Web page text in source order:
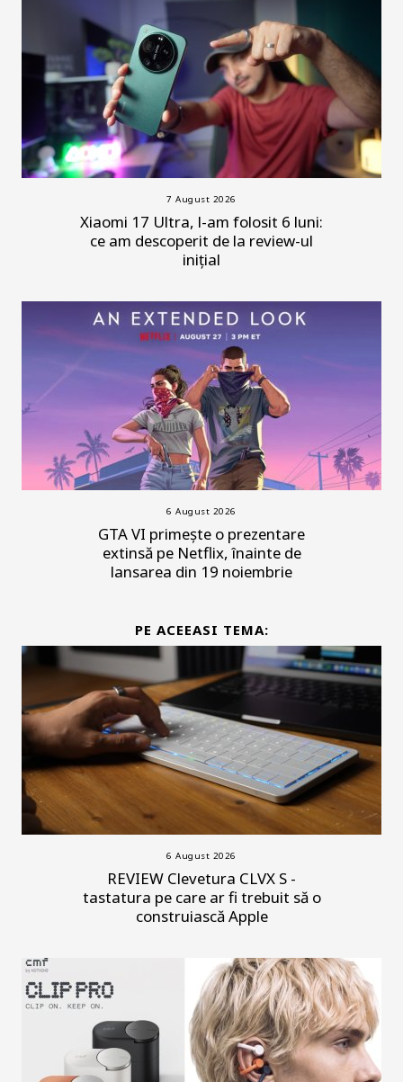
7 August 2026
Xiaomi 17 Ultra, l-am folosit 6 luni:
ce am descoperit de la review-ul
inițial
6 August 2026
GTA VI primește o prezentare
extinsă pe Netflix, înainte de
lansarea din 19 noiembrie
PE ACEEASI TEMA:
6 August 2026
REVIEW Clevetura CLVX S -
tastatura pe care ar fi trebuit să o
construiască Apple